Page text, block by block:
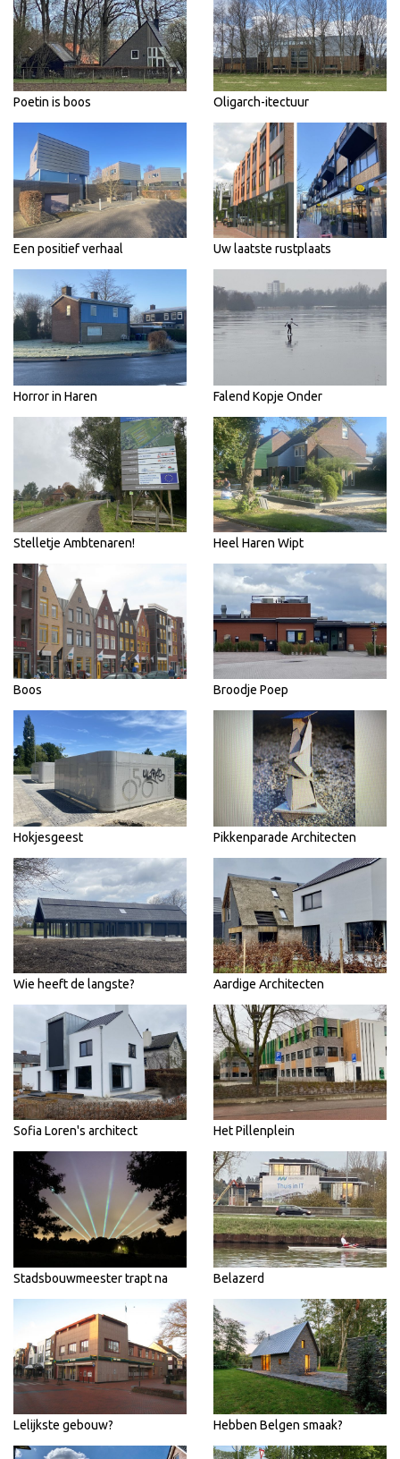
Poetin is boos Oligarch-itectuur
Een positief verhaal Uw laatste rustplaats
Horror in Haren Falend Kopje Onder
Stelletje Ambtenaren! Heel Haren Wipt
Boos Broodje Poep
Hokjesgeest Pikkenparade Architecten
Wie heeft de langste? Aardige Architecten
Sofia Loren's architect Het Pillenplein
Stadsbouwmeester trapt na Belazerd
Lelijkste gebouw? Hebben Belgen smaak?